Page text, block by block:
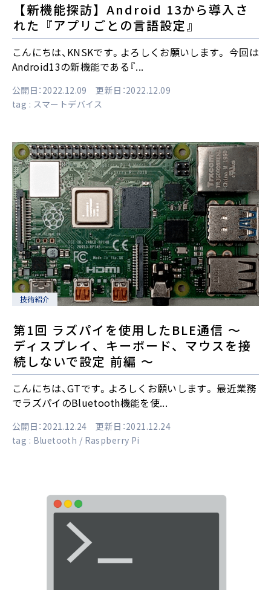
【新機能探訪】Android 13から導入さ
れた『アプリごとの言語設定』
こんにちは、KNSKです。よろしくお願いします。 今回は
Android13の新機能である『...
公開日：2022.12.09 更新日：2022.12.09
tag : スマートデバイス
技術紹介
第1回 ラズパイを使用したBLE通信 ～
ディスプレイ、キーボード、マウスを接
続しないで設定 前編 ～
こんにちは、GTです。よろしくお願いします。 最近業務
でラズパイのBluetooth機能を使...
公開日：2021.12.24 更新日：2021.12.24
tag : Bluetooth Raspberry Pi